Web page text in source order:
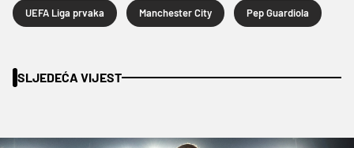
UEFA Liga prvaka Manchester City Pep Guardiola
SLJEDEĆA VIJEST